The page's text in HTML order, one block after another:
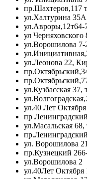
пр.Шахтеров,117
ул.Халтурина
ул.Авроры,12т64-
ул Черняховского
ул.Ворошилова 7-
ул.Леонова 22,
ул.Кузбасская 37,
ул.40 Лет
пр
ул.Масальская 68,
ул. Ворошилова 21
пр.Кузнецкий
ул.Ворошилова 2
ул.40Лет Октября